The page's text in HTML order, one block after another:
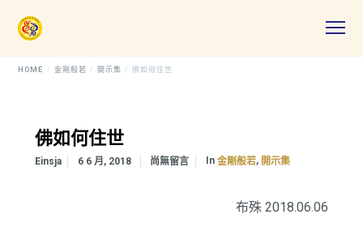
HOME 金剛般若 開示集 佛如何住世
佛如何住世
Einsja 6 6 月, 2018 尚無留言 In 金剛般若, 開示集
布殊 2018.06.06